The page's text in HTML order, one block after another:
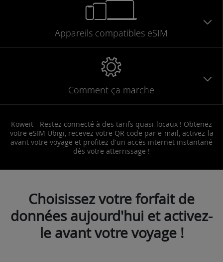
Appareils compatibles eSIM
Comment ça marche
Koweït - Restez connecté à des tarifs quasi-locaux ! Obtenez
votre eSIM Ubigi, recevez votre QR code par e-mail, activez-la
avant votre voyage et profitez d'un accès internet instantané
dès votre atterrissage !
Choisissez votre forfait de
données aujourd'hui et activez-
le avant votre voyage !